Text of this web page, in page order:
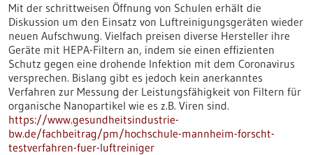
Mit der schrittweisen Öffnung von Schulen erhält die
Diskussion um den Einsatz von Luftreinigungsgeräten wieder
neuen Aufschwung. Vielfach preisen diverse Hersteller ihre
Geräte mit HEPA-Filtern an, indem sie einen effizienten
Schutz gegen eine drohende Infektion mit dem Coronavirus
versprechen. Bislang gibt es jedoch kein anerkanntes
Verfahren zur Messung der Leistungsfähigkeit von Filtern für
organische Nanopartikel wie es z.B. Viren sind.
https://www.gesundheitsindustrie-
bw.de/fachbeitrag/pm/hochschule-mannheim-forscht-
testverfahren-fuer-luftreiniger